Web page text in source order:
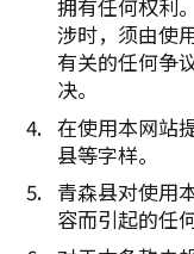
拥有任何权利
涉时，须由使
有关的任何争
决。
在使用本网站
县等字样。
青森县对使用
容而引起的任